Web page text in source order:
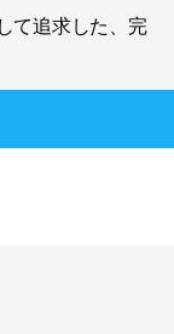
て追求した、完